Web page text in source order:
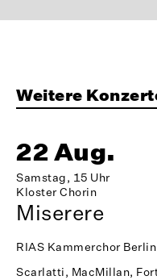
Weitere
22 Aug.
Samstag, 15 Uhr
Kloster Chorin
Miserere
RIAS Kammerchor Berlin
Scarlatti, MacMillan,